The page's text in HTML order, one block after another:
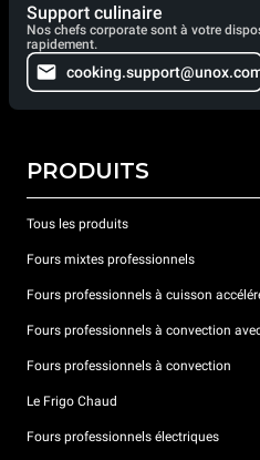
Support culinaire
Nos chefs corporate sont à votre
rapidement.
PRODUITS
Tous les produits
Fours mixtes professionnels
Fours professionnels à cuisson
Fours professionnels à convection
Fours professionnels à convection
Le Frigo Chaud
Fours professionnels électriques